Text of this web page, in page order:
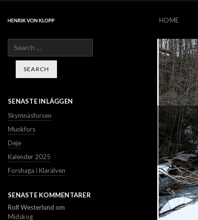
HOME
Search
SENASTE INLÄGGEN
Skymnäsforsen
Munkfors
Deje
Kalender 2025
Forshaga i Klarälven
SENASTE KOMMENTARER
Rolf Westerlund om
Midskog